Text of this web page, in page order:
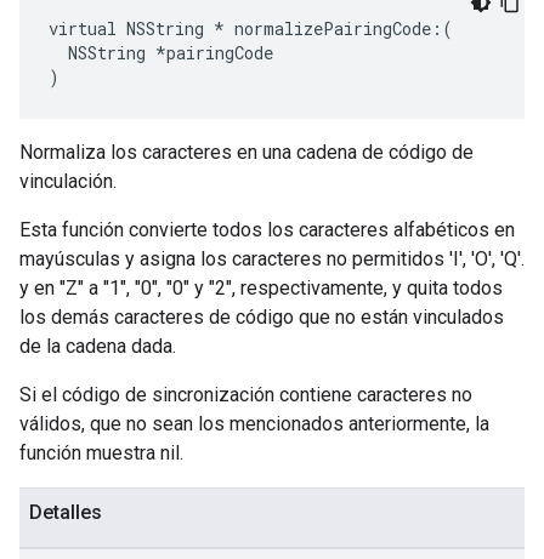
virtual NSString * normalizePairingCode:(
  NSString *pairingCode
)
Normaliza los caracteres en una cadena de código de
vinculación.
Esta función convierte todos los caracteres alfabéticos en
mayúsculas y asigna los caracteres no permitidos 'I', 'O', 'Q'.
y en "Z" a "1", "0", "0" y "2", respectivamente, y quita todos
los demás caracteres de código que no están vinculados
de la cadena dada.
Si el código de sincronización contiene caracteres no
válidos, que no sean los mencionados anteriormente, la
función muestra nil.
Detalles